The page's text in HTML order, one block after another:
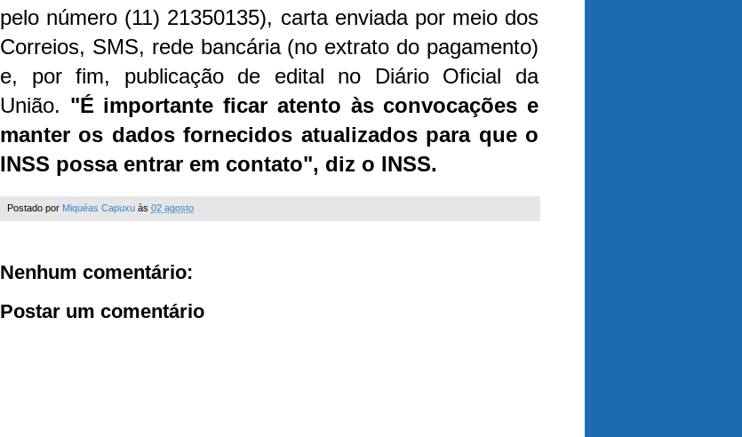
pelo número (11) 21350135), carta enviada por meio dos
Correios, SMS, rede bancária (no extrato do pagamento)
e, por fim, publicação de edital no Diário Oficial da
União. "É importante ficar atento às convocações e
manter os dados fornecidos atualizados para que o
INSS possa entrar em contato", diz o INSS.
Postado por Miquéas Capuxu às 02 agosto
Nenhum comentário:
Postar um comentário